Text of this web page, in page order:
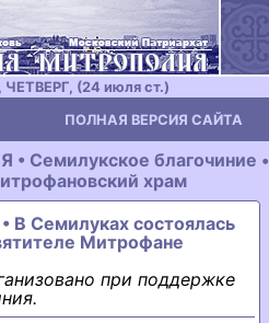
ЧЕТВЕРГ, (24 июля ст.)
ПОЛНАЯ ВЕРСИЯ САЙТА
Семилукское благочиние •
храм
В Семилуках состоялась
Митрофане
при поддержке